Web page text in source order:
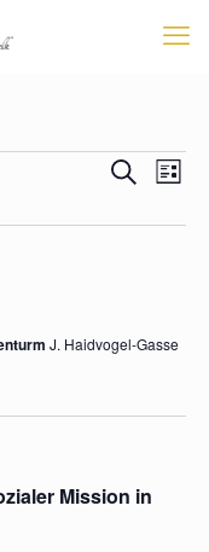
Suche
SucheListe
J. Haidvogel-Gasse
Mission in